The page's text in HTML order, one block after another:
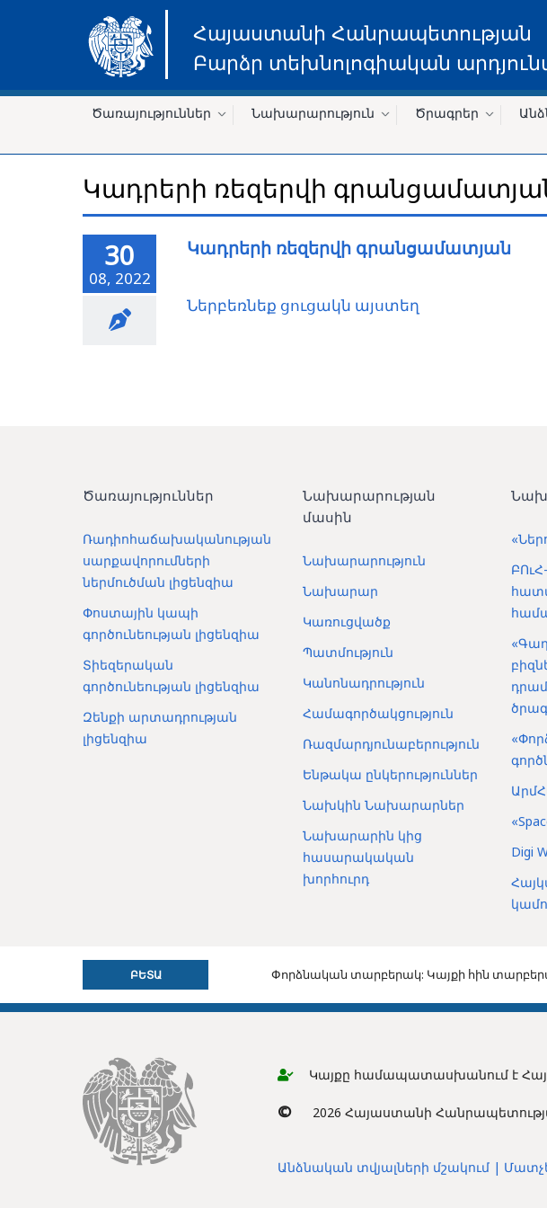
Հայաստանի Հանրապետության
Բարձր տեխնոլոգիական
Ծառայություններ Նախարարություն Ծրագրեր
Կադրերի ռեզերվի
30
08, 2022
Կադրերի ռեզերվի գրանցամատյան
Ներբեռնեք ցուցակն այստեղ
Ծառայություններ
Ռադիոհաճախականության
սարքավորումների
ներմուծման լիցենզիա
Փոստային կապի
գործունեության լիցենզիա
Տիեզերական
գործունեության լիցենզիա
Զենքի արտադրության
լիցենզիա
Նախարարության
մասին
Նախարարություն
Նախարար
Կառուցվածք
Պատմություն
Կանոնադրություն
Համագործակցություն
Ռազմարդյունաբերություն
Ենթակա ընկերություններ
Նախկին Նախարարներ
Նախարարին կից
հասարակական
խորհուրդ
Digi
ԲԵՏԱ Փորձնական տարբերակ: Կայքի հին
Կայքը համապատասխանում է
© 2026 Հայաստանի
Անձնական տվյալների մշակում |